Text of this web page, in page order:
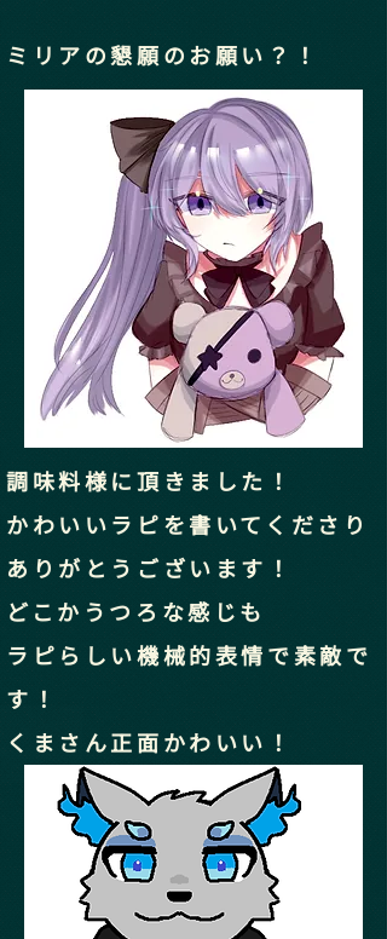
ミリアの懇願のお願い？！
調味料様に頂きました！
かわいいラピを書いてくださり
ありがとうございます！
どこかうつろな感じも
ラピらしい機械的表情で素敵で
す！
くまさん正面かわいい！